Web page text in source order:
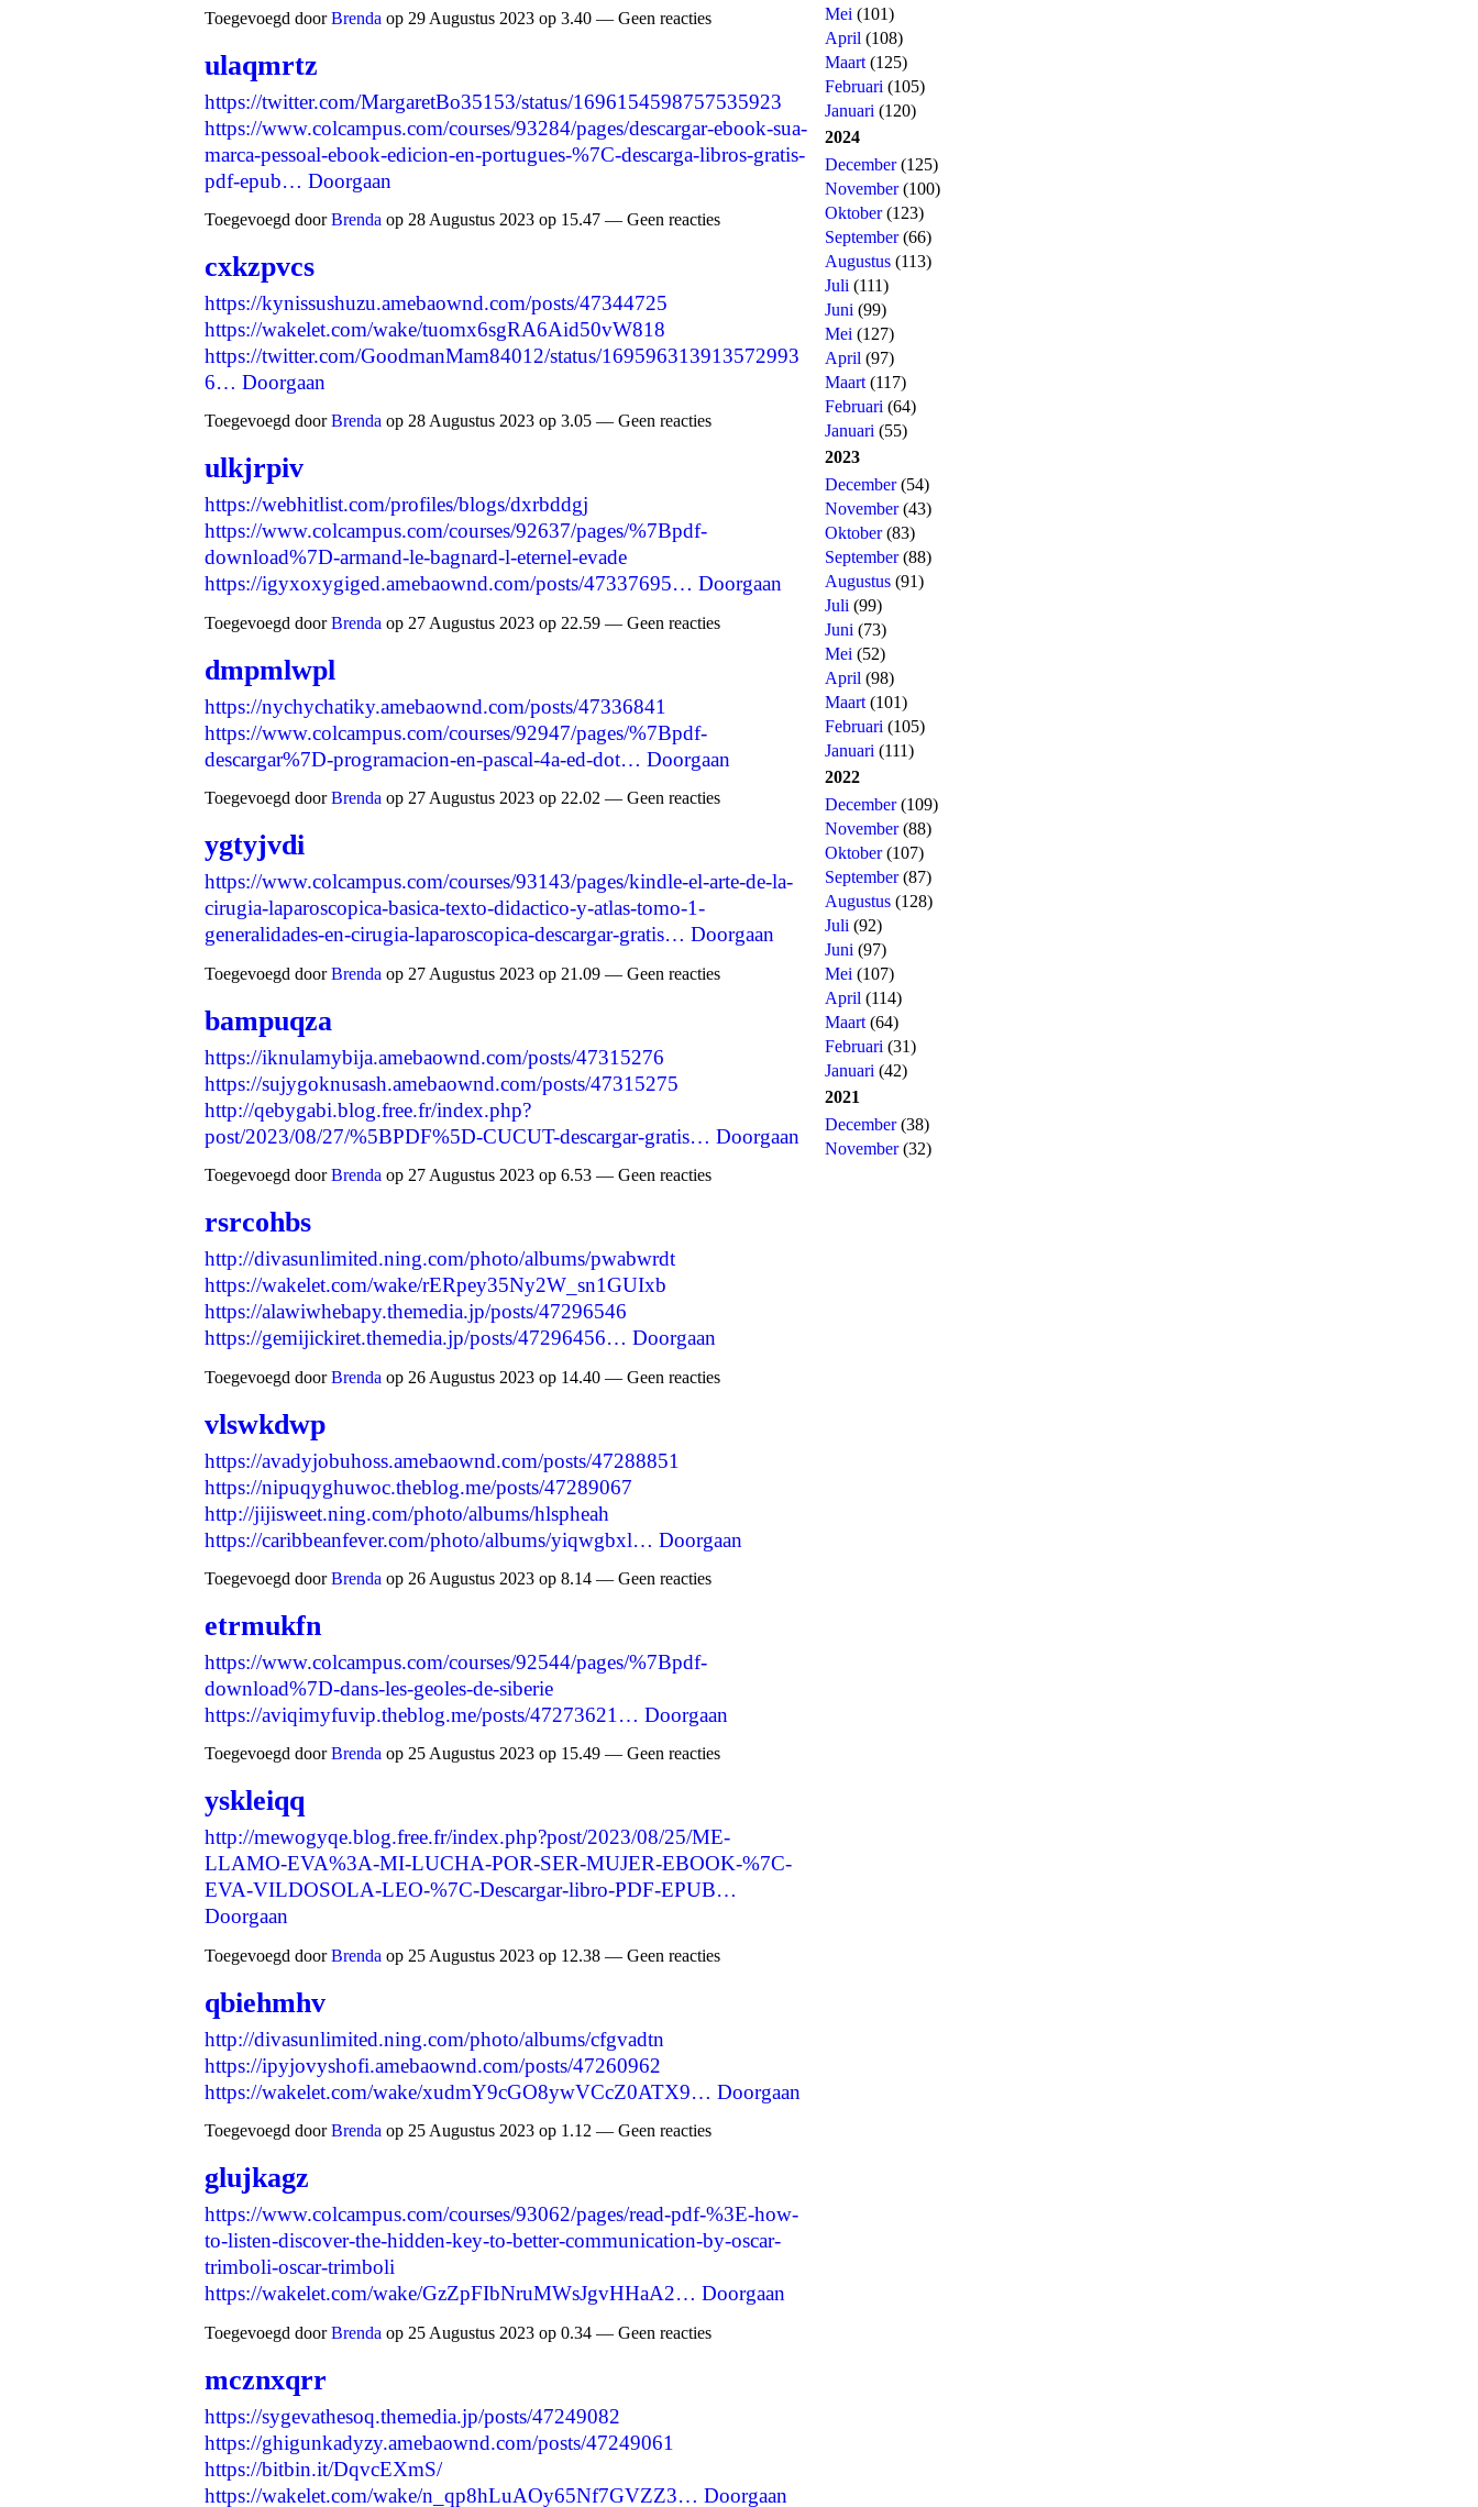
Toegevoegd doorBrenda op 29 Augustus 2023 op 3.40 — Geen reacties
ulaqmrtz
https://twitter.com/MargaretBo35153/status/1696154598757535923
https://www.colcampus.com/courses/93284/pages/descargar-ebook-sua-
marca-pessoal-ebook-edicion-en-portugues-%7C-descarga-libros-gratis-
pdf-epub… Doorgaan
Toegevoegd doorBrenda op 28 Augustus 2023 op 15.47 — Geen reacties
cxkzpvcs
https://kynissushuzu.amebaownd.com/posts/47344725
https://wakelet.com/wake/tuomx6sgRA6Aid50vW818
https://twitter.com/GoodmanMam84012/status/169596313913572993
6… Doorgaan
Toegevoegd doorBrenda op 28 Augustus 2023 op 3.05 — Geen reacties
ulkjrpiv
https://webhitlist.com/profiles/blogs/dxrbddgj
https://www.colcampus.com/courses/92637/pages/%7Bpdf-
download%7D-armand-le-bagnard-l-eternel-evade
https://igyxoxygiged.amebaownd.com/posts/47337695… Doorgaan
Toegevoegd doorBrenda op 27 Augustus 2023 op 22.59 — Geen reacties
dmpmlwpl
https://nychychatiky.amebaownd.com/posts/47336841
https://www.colcampus.com/courses/92947/pages/%7Bpdf-
descargar%7D-programacion-en-pascal-4a-ed-dot… Doorgaan
Toegevoegd doorBrenda op 27 Augustus 2023 op 22.02 — Geen reacties
ygtyjvdi
https://www.colcampus.com/courses/93143/pages/kindle-el-arte-de-la-
cirugia-laparoscopica-basica-texto-didactico-y-atlas-tomo-1-
generalidades-en-cirugia-laparoscopica-descargar-gratis… Doorgaan
Toegevoegd doorBrenda op 27 Augustus 2023 op 21.09 — Geen reacties
bampuqza
https://iknulamybija.amebaownd.com/posts/47315276
https://sujygoknusash.amebaownd.com/posts/47315275
http://qebygabi.blog.free.fr/index.php?
post/2023/08/27/%5BPDF%5D-CUCUT-descargar-gratis… Doorgaan
Toegevoegd doorBrenda op 27 Augustus 2023 op 6.53 — Geen reacties
rsrcohbs
http://divasunlimited.ning.com/photo/albums/pwabwrdt
https://wakelet.com/wake/rERpey35Ny2W_sn1GUIxb
https://alawiwhebapy.themedia.jp/posts/47296546
https://gemijickiret.themedia.jp/posts/47296456… Doorgaan
Toegevoegd doorBrenda op 26 Augustus 2023 op 14.40 — Geen reacties
vlswkdwp
https://avadyjobuhoss.amebaownd.com/posts/47288851
https://nipuqyghuwoc.theblog.me/posts/47289067
http://jijisweet.ning.com/photo/albums/hlspheah
https://caribbeanfever.com/photo/albums/yiqwgbxl… Doorgaan
Toegevoegd doorBrenda op 26 Augustus 2023 op 8.14 — Geen reacties
etrmukfn
https://www.colcampus.com/courses/92544/pages/%7Bpdf-
download%7D-dans-les-geoles-de-siberie
https://aviqimyfuvip.theblog.me/posts/47273621… Doorgaan
Toegevoegd doorBrenda op 25 Augustus 2023 op 15.49 — Geen reacties
yskleiqq
http://mewogyqe.blog.free.fr/index.php?post/2023/08/25/ME-
LLAMO-EVA%3A-MI-LUCHA-POR-SER-MUJER-EBOOK-%7C-
EVA-VILDOSOLA-LEO-%7C-Descargar-libro-PDF-EPUB…
Doorgaan
Toegevoegd doorBrenda op 25 Augustus 2023 op 12.38 — Geen reacties
qbiehmhv
http://divasunlimited.ning.com/photo/albums/cfgvadtn
https://ipyjovyshofi.amebaownd.com/posts/47260962
https://wakelet.com/wake/xudmY9cGO8ywVCcZ0ATX9… Doorgaan
Toegevoegd doorBrenda op 25 Augustus 2023 op 1.12 — Geen reacties
glujkagz
https://www.colcampus.com/courses/93062/pages/read-pdf-%3E-how-
to-listen-discover-the-hidden-key-to-better-communication-by-oscar-
trimboli-oscar-trimboli
https://wakelet.com/wake/GzZpFIbNruMWsJgvHHaA2… Doorgaan
Toegevoegd doorBrenda op 25 Augustus 2023 op 0.34 — Geen reacties
mcznxqrr
https://sygevathesoq.themedia.jp/posts/47249082
https://ghigunkadyzy.amebaownd.com/posts/47249061
https://bitbin.it/DqvcEXmS/
https://wakelet.com/wake/n_qp8hLuAOy65Nf7GVZZ3… Doorgaan
Mei (101)
April (108)
Maart (125)
Februari (105)
Januari (120)
2024
December(125)
November(100)
Oktober(123)
September(66)
Augustus (113)
Juli (111)
Juni (99)
Mei (127)
April (97)
Maart (117)
Februari (64)
Januari (55)
2023
December(54)
November(43)
Oktober(83)
September(88)
Augustus (91)
Juli (99)
Juni (73)
Mei (52)
April (98)
Maart (101)
Februari (105)
Januari (111)
2022
December(109)
November(88)
Oktober(107)
September(87)
Augustus (128)
Juli (92)
Juni (97)
Mei (107)
April (114)
Maart (64)
Februari (31)
Januari (42)
2021
December(38)
November(32)